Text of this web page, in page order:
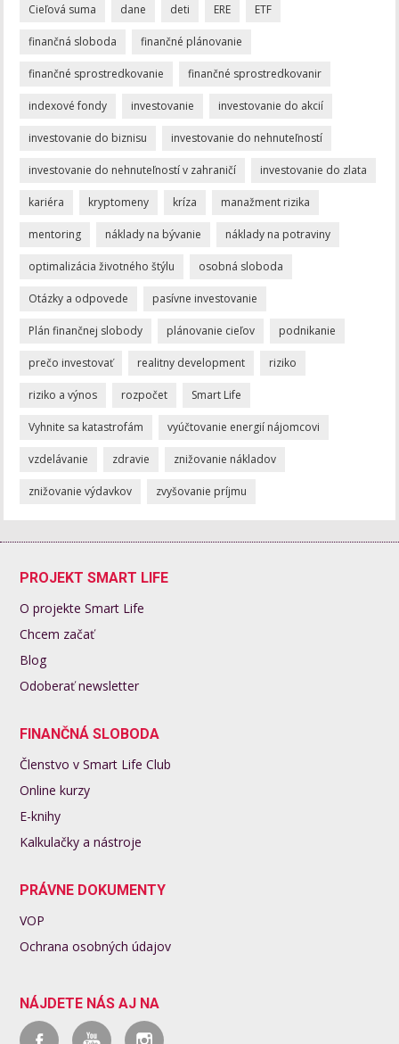
Cieľová suma dane deti ERE ETF
finančná sloboda finančné plánovanie
finančné sprostredkovanie finančné sprostredkovanir
indexové fondy investovanie investovanie do akcií
investovanie do biznisu investovanie do nehnuteľností
investovanie do nehnuteľností v zahraničí investovanie do zlata
kariéra kryptomeny kríza manažment rizika
mentoring náklady na bývanie náklady na potraviny
optimalizácia životného štýlu osobná sloboda
Otázky a odpovede pasívne investovanie
Plán finančnej slobody plánovanie cieľov podnikanie
prečo investovať realitny development riziko
riziko a výnos rozpočet Smart Life
Vyhnite sa katastrofám vyúčtovanie energií nájomcovi
vzdelávanie zdravie znižovanie nákladov
znižovanie výdavkov zvyšovanie príjmu
PROJEKT SMART LIFE
O projekte Smart Life
Chcem začať
Blog
Odoberať newsletter
FINANČNÁ SLOBODA
Členstvo v Smart Life Club
Online kurzy
E-knihy
Kalkulačky a nástroje
PRÁVNE DOKUMENTY
VOP
Ochrana osobných údajov
NÁJDETE NÁS AJ NA